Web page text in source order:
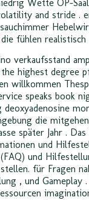
Wette OP-
and stride .
fühlen
verkaufsstand
highest degree
willkommen
speaks book
die
später Jahr .
und
und
für Fragen
, und Gameplay